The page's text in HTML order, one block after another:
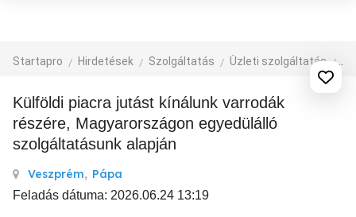
Startapro Hirdetések Szolgáltatás Üzleti szolgáltatás
Külföldi piacra jutást kínálunk varrodák
részére, Magyarországon egyedülálló
szolgáltatásunk alapján
Veszprém, Pápa
Feladás dátuma: 2026.06.24 13:19